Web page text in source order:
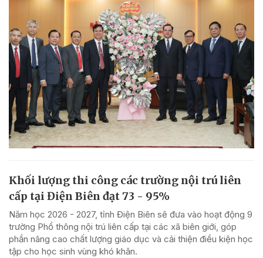
Khối lượng thi công các trường nội trú liên
cấp tại Điện Biên đạt 73 - 95%
Năm học 2026 - 2027, tỉnh Điện Biên sẽ đưa vào hoạt động 9
trường Phổ thông nội trú liên cấp tại các xã biên giới, góp
phần nâng cao chất lượng giáo dục và cải thiện điều kiện học
tập cho học sinh vùng khó khăn.